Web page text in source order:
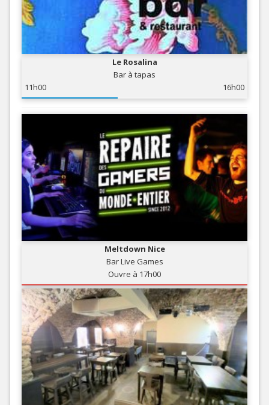
Le Rosalina
Bar à tapas
11h00
16h00
Meltdown Nice
Bar Live Games
Ouvre à 17h00